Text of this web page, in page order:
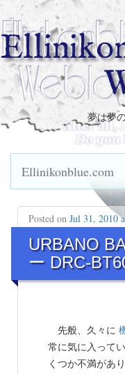
夢は夢
Ellinikonblue.com
Posted on Jul 31, 2010
URBANO
ー DRC-
先般、久々に
常に気に入って
くつか不満があ